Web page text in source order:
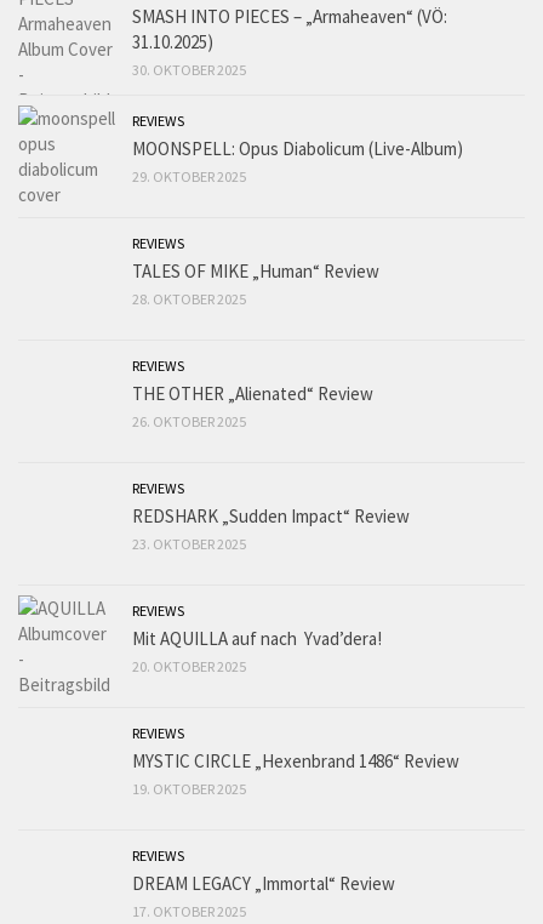
SMASH INTO PIECES – „Armaheaven“ (VÖ:
31.10.2025)
30. OKTOBER 2025
REVIEWS
MOONSPELL: Opus Diabolicum (Live-Album)
29. OKTOBER 2025
REVIEWS
TALES OF MIKE „Human“ Review
28. OKTOBER 2025
REVIEWS
THE OTHER „Alienated“ Review
26. OKTOBER 2025
REVIEWS
REDSHARK „Sudden Impact“ Review
23. OKTOBER 2025
REVIEWS
Mit AQUILLA auf nach Yvad’dera!
20. OKTOBER 2025
REVIEWS
MYSTIC CIRCLE „Hexenbrand 1486“ Review
19. OKTOBER 2025
REVIEWS
DREAM LEGACY „Immortal“ Review
17. OKTOBER 2025